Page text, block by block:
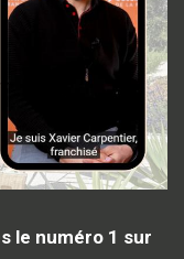
le numéro 1 sur